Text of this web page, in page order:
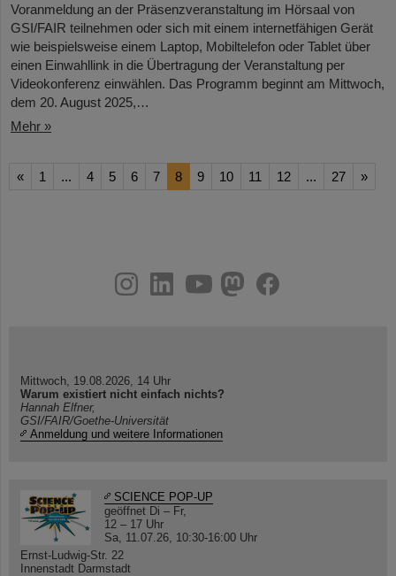
Voranmeldung an der Präsenzveranstaltung im Hörsaal von
GSI/FAIR teilnehmen oder sich mit einem internetfähigen Gerät
wie beispielsweise einem Laptop, Mobiltelefon oder Tablet über
einen Einwahllink in die Übertragung der Veranstaltung per
Videokonferenz einwählen. Das Programm beginnt am Mittwoch,
dem 20. August 2025,…
Mehr »
« 1 ... 4 5 6 7 8 9 10 11 12 ... 27 »
youtube
helmholtz.social
facebook
Mittwoch, 19.08.2026, 14 Uhr
Warum existiert nicht einfach nichts?
Hannah Elfner,
GSI/FAIR/Goethe-Universität
Anmeldung und weitere Informationen
SCIENCE POP-UP
geöffnet Di – Fr,
12 – 17 Uhr
Sa, 11.07.26, 10:30-16:00 Uhr
Ernst-Ludwig-Str. 22
Innenstadt Darmstadt